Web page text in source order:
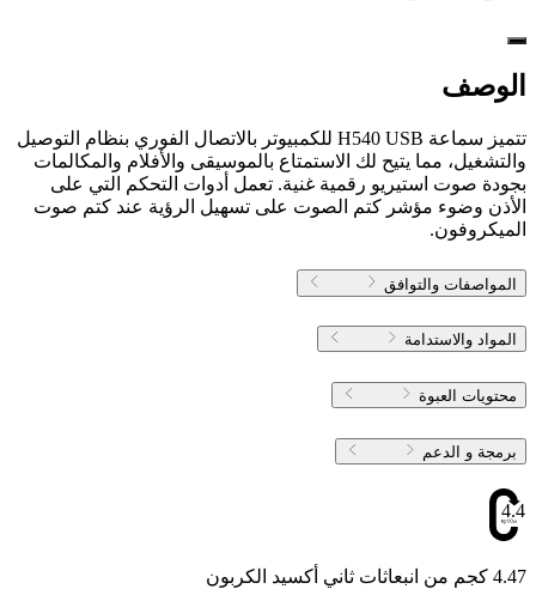
الوصف
تتميز سماعة H540 USB للكمبيوتر بالاتصال الفوري بنظام التوصيل
والتشغيل، مما يتيح لك الاستمتاع بالموسيقى والأفلام والمكالمات
بجودة صوت استيريو رقمية غنية. تعمل أدوات التحكم التي على
الأذن وضوء مؤشر كتم الصوت على تسهيل الرؤية عند كتم صوت
الميكروفون.
المواصفات والتوافق
المواد والاستدامة
محتويات العبوة
برمجة و الدعم
4.47
4.47 كجم من انبعاثات ثاني أكسيد الكربون